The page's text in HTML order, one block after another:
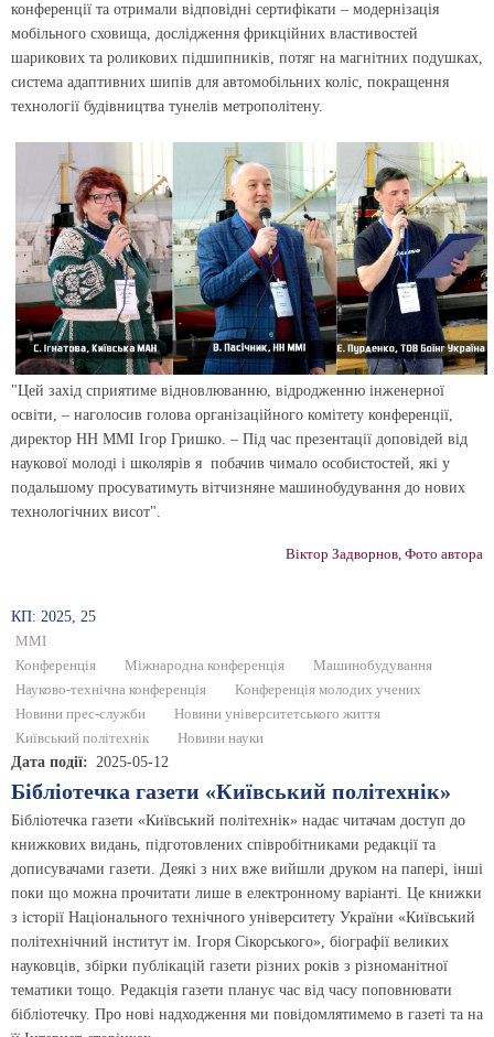
конференції та отримали відповідні сертифікати – модернізація
мобільного сховища, дослідження фрикційних властивостей
шарикових та роликових підшипників, потяг на магнітних подушках,
система адаптивних шипів для автомобільних коліс, покращення
технології будівництва тунелів метрополітену.
"Цей захід сприятиме відновлюванню, відродженню інженерної
освіти, – наголосив голова організаційного комітету конференції,
директор НН ММІ Ігор Гришко. – Під час презентації доповідей від
наукової молоді і школярів я побачив чимало особистостей, які у
подальшому просуватимуть вітчизняне машинобудування до нових
технологічних висот".
Віктор Задворнов, Фото автора
КП: 2025, 25
ММІ
Конференція
Міжнародна конференція
Машинобудування
Науково-технічна конференція
Конференція молодих учених
Новини прес-служби
Новини університетського життя
Київський політехнік
Новини науки
Дата події 2025-05-12
Бібліотечка газети «Київський політехнік»
Бібліотечка газети «Київський політехнік» надає читачам доступ до
книжкових видань, підготовлених співробітниками редакції та
дописувачами газети. Деякі з них вже вийшли друком на папері, інші
поки що можна прочитати лише в електронному варіанті. Це книжки
з історії Національного технічного університету України «Київський
політехнічний інститут ім. Ігоря Сікорського», біографії великих
науковців, збірки публікацій газети різних років з різноманітної
тематики тощо. Редакція газети планує час від часу поповнювати
бібліотечку. Про нові надходження ми повідомлятимемо в газеті та на